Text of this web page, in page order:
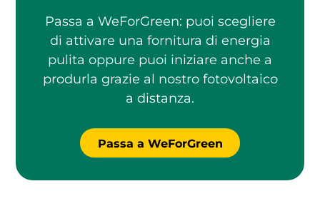
Passa a WeForGreen: puoi scegliere
di attivare una fornitura di energia
pulita oppure puoi iniziare anche a
produrla grazie al nostro fotovoltaico
a distanza.
Passa a WeForGreen